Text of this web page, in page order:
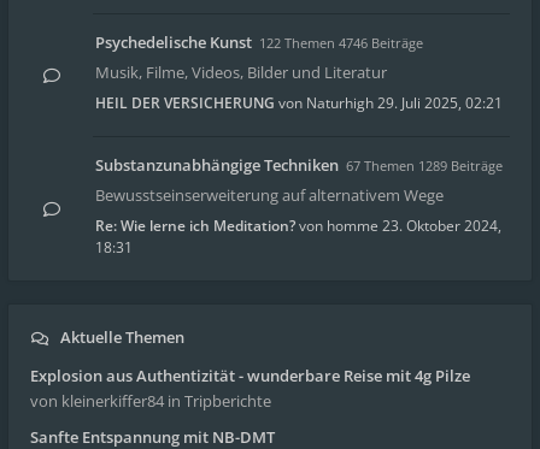
Psychedelische Kunst 122 Themen 4746 Beiträge
Musik, Filme, Videos, Bilder und Literatur
HEIL DER VERSICHERUNG von Naturhigh29. Juli 2025, 02:21
Substanzunabhängige Techniken 67 Themen 1289 Beiträge
Bewusstseinserweiterung auf alternativem Wege
Re: Wie lerne ich Meditation?von homme 23. Oktober 2024,
18:31
Aktuelle Themen
Explosion aus Authentizität - wunderbare Reise mit 4g Pilze
von kleinerkiffer84 in Tripberichte
Sanfte Entspannung mit NB-DMT